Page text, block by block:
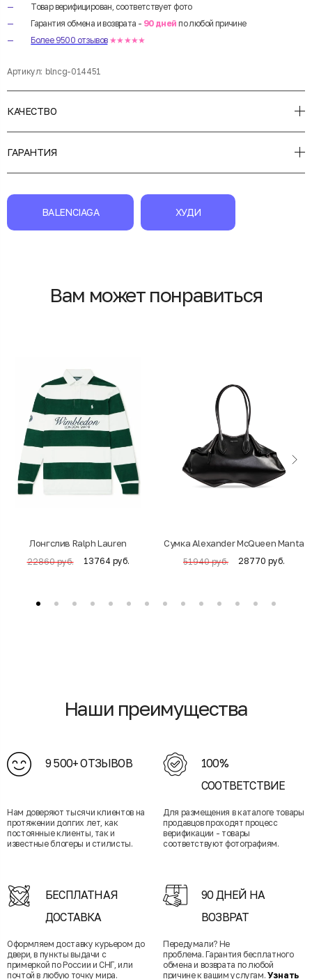
Товар верифицирован, соответствует фото
Гарантия обмена и возврата - 90 дней по любой причине
Более 9500 отзывов ★★★★★
Артикул: blncg-014451
КАЧЕСТВО
ГАРАНТИЯ
BALENCIAGA ХУДИ
Вам может понравиться
Лонгслив Ralph Lauren
22860 руб. 13764 руб.
Cумка Alexander McQueen Manta
51940 руб. 28770 руб.
Наши преимущества
9 500+ ОТЗЫВОВ
Нам доверяют тысячи клиентов на
протяжении долгих лет, как
постоянные клиенты, так и
известные блогеры и стилисты.
100%
СООТВЕТСТВИЕ
Для размещения в каталоге товары
продавцов проходят процесс
верификации - товары
соответствуют фотографиям.
БЕСПЛАТНАЯ
ДОСТАВКА
Оформляем доставку курьером до
двери, в пункты выдачи с
примеркой по России и СНГ, или
почтой в любую точку мира.
90 ДНЕЙ НА
ВОЗВРАТ
Передумали? Не
проблема. Гарантия бесплатного
обмена и возврата по любой
причине к вашим услугам. Узнать